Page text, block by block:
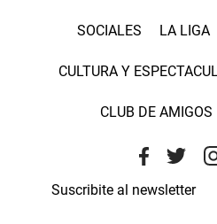
SOCIALES LA LIGA
CULTURA Y
CLUB DE AMIGOS
Suscribite al newsletter